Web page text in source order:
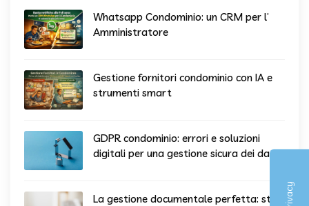
Whatsapp Condominio: un CRM per l’
Amministratore
Gestione fornitori condominio con IA e
strumenti smart
GDPR condominio: errori e soluzioni
digitali per una gestione sicura dei dati
La gestione documentale perfetta: stop